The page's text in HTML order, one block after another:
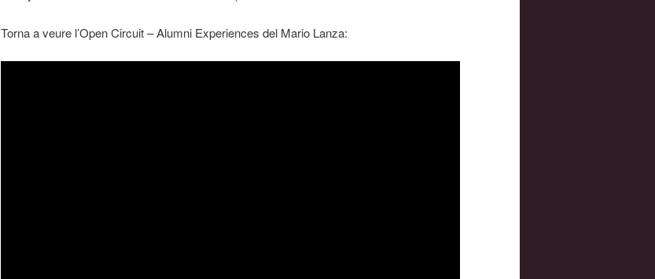
Torna a veure l’Open Circuit – Alumni Experiences del Mario Lanza: